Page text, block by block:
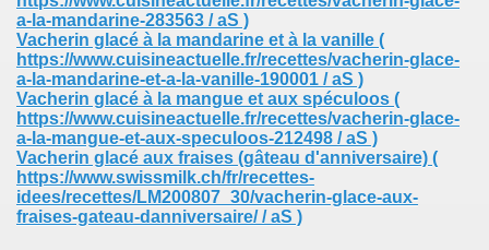
a-la-mandarine-283563 / aS )
Vacherin glacé à la mandarine et à la vanille (
https://www.cuisineactuelle.fr/recettes/vacherin-glace-
a-la-mandarine-et-a-la-vanille-190001 / aS )
Vacherin glacé à la mangue et aux spéculoos (
https://www.cuisineactuelle.fr/recettes/vacherin-glace-
a-la-mangue-et-aux-speculoos-212498 / aS )
Vacherin glacé aux fraises (gâteau d'anniversaire) (
https://www.swissmilk.ch/fr/recettes-
idees/recettes/LM200807_30/vacherin-glace-aux-
fraises-gateau-danniversaire/ / aS )